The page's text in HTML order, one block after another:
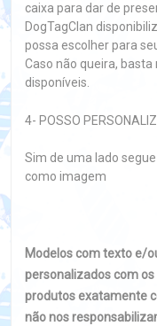
caixa para dar de
DogTagClan
possa escolher para
Caso não queira,
disponíveis.
4- POSSO
Sim de uma lado
como imagem
Modelos com texto e/
personalizados com os
produtos exatamente
não nos